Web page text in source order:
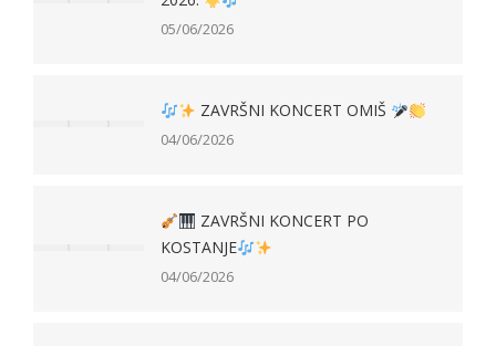
05/06/2026
ZAVRŠNI KONCERT OMIŠ
04/06/2026
ZAVRŠNI KONCERT PO
KOSTANJE
04/06/2026